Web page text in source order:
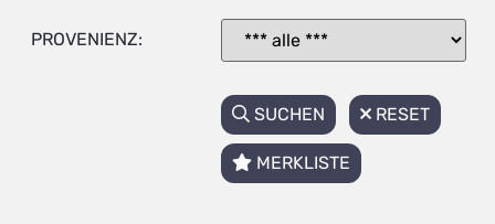
PROVENIENZ:
SUCHEN RESET
MERKLISTE